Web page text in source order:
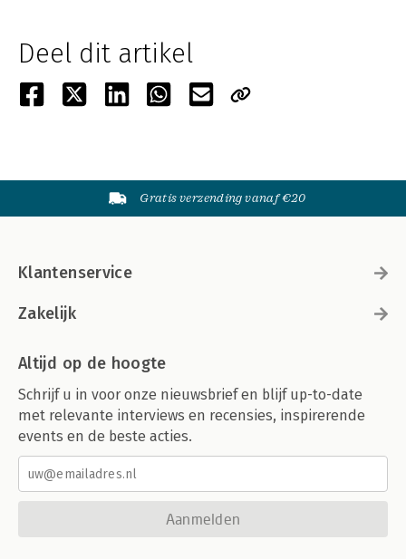
Deel dit artikel
Gratis verzending vanaf €20
Klantenservice
Zakelijk
Altijd op de hoogte
Schrijf u in voor onze nieuwsbrief en blijf up-to-date
met relevante interviews en recensies, inspirerende
events en de beste acties.
Aanmelden